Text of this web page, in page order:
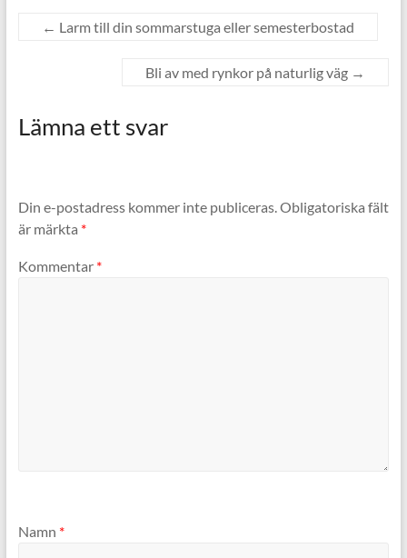
← Larm till din sommarstuga eller semesterbostad
Bli av med rynkor på naturlig väg →
Lämna ett svar
Din e-postadress kommer inte publiceras. Obligatoriska fält
är märkta *
Kommentar *
Namn *